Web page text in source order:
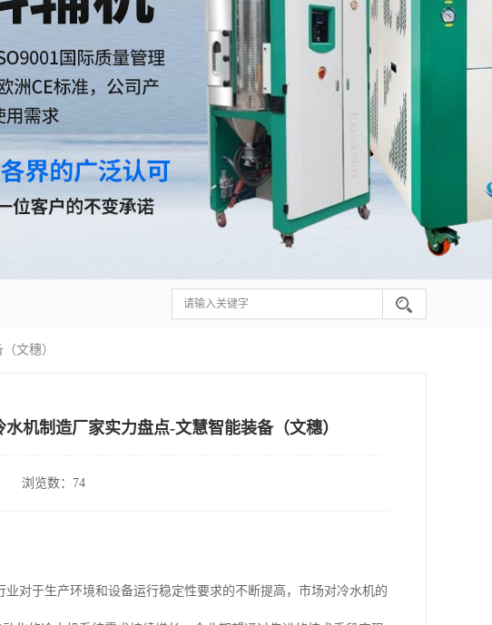
文穗）
机制造厂家实力盘点-文慧智能装备（文穗）
浏览数：74
对于生产环境和设备运行稳定性要求的不断提高，市场对冷水机的